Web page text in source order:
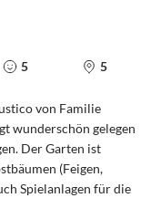
5 5
von Familie
wunderschön gelegen
Der Garten ist
(Feigen,
Spielanlagen für die